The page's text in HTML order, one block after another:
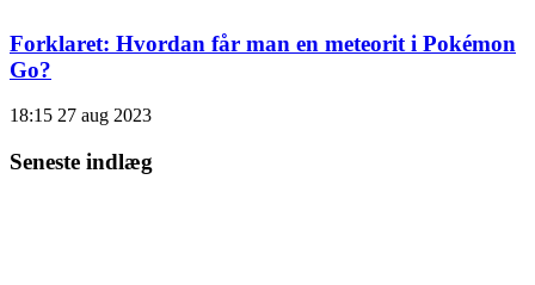
Forklaret: Hvordan får man en meteorit i Pokémon
Go?
18:15 27 aug 2023
Seneste indlæg